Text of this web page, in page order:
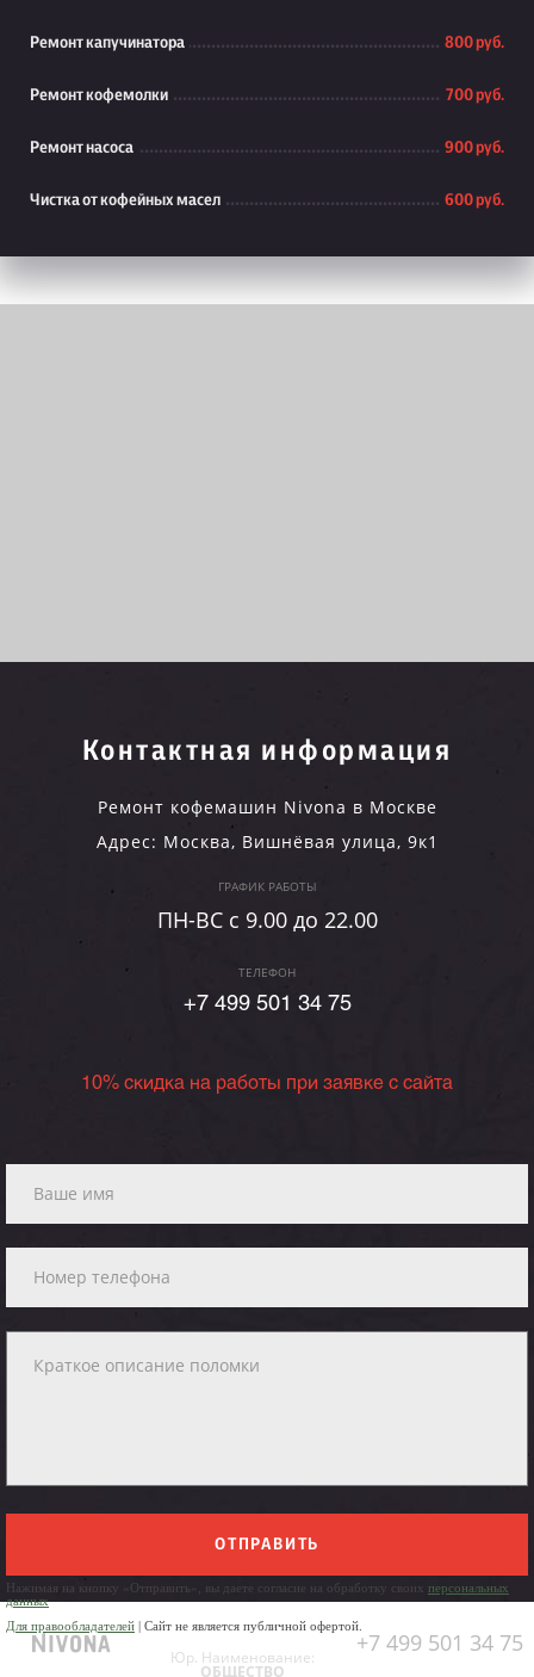
Ремонт капучинатора 800 руб.
Ремонт кофемолки 700 руб.
Ремонт насоса 900 руб.
Чистка от кофейных масел 600 руб.
Контактная информация
Ремонт кофемашин Nivona в Москве
Адрес: Москва, Вишнёвая улица, 9к1
ГРАФИК РАБОТЫ
ПН-ВC c 9.00 до 22.00
ТЕЛЕФОН
+7 499 501 34 75
10% скидка на работы при заявке с сайта
ОТПРАВИТЬ
Нажимая на кнопку «Отправить», вы даете согласие на обработку своих персональных
данных
Для правообладателей | Сайт не является публичной офертой.
+7 499 501 34 75
Юр. Наименование:
ОБЩЕСТВО